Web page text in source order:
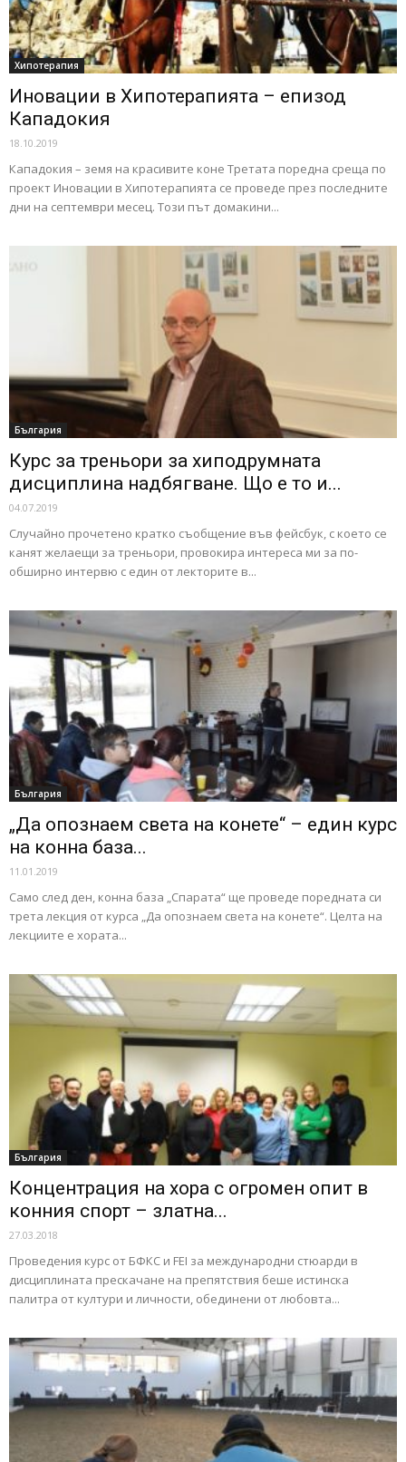
Хипотерапия
Иновации в Хипотерапията – епизод
Кападокия
18.10.2019
Кападокия – земя на красивите коне Третата поредна среща по
проект Иновации в Хипотерапията се проведе през последните
дни на септември месец. Този път домакини...
България
Курс за треньори за хиподрумната
дисциплина надбягване. Що е то и...
04.07.2019
Случайно прочетено кратко съобщение във фейсбук, с което се
канят желаещи за треньори, провокира интереса ми за по-
обширно интервю с един от лекторите в...
България
„Да опознаем света на конете“ – един курс
на конна база...
11.01.2019
Само след ден, конна база „Спарата“ ще проведе поредната си
трета лекция от курса „Да опознаем света на конете“. Целта на
лекциите е хората...
България
Концентрация на хора с огромен опит в
конния спорт – златна...
27.03.2018
Проведения курс от БФКС и FEI за международни стюарди в
дисциплината прескачане на препятствия беше истинска
палитра от култури и личности, обединени от любовта...